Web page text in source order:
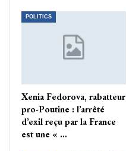
POLITICS
Xenia Fedorova, rabatteur
pro-Poutine : l’arrêté
d’exil reçu par la France
est une « …